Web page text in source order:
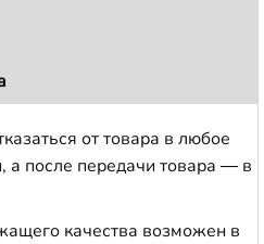
от товара в любое
а после передачи товара — в
качества возможен в